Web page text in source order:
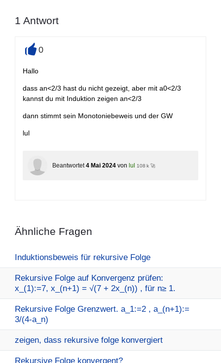
1 Antwort
0
Hallo
dass an<2/3 hast du nicht gezeigt, aber mit a0<2/3
kannst du mit Induktion zeigen an<2/3
dann stimmt sein Monotoniebeweis und der GW
lul
Beantwortet 4 Mai 2024 von lul 108 k 🚀
Ähnliche Fragen
Induktionsbeweis für rekursive Folge
Rekursive Folge auf Konvergenz prüfen:
x_(1):=7, x_(n+1) = √(7 + 2x_(n)) , für n≥ 1.
Rekursive Folge Grenzwert. a_1:=2 , a_(n+1):=
3/(4-a_n)
zeigen, dass rekursive folge konvergiert
Rekursive Folge konvergent?